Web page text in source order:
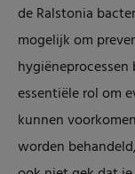
de Ralstonia
mogelijk om
hygiëneprocessen
essentiële rol om
kunnen
worden